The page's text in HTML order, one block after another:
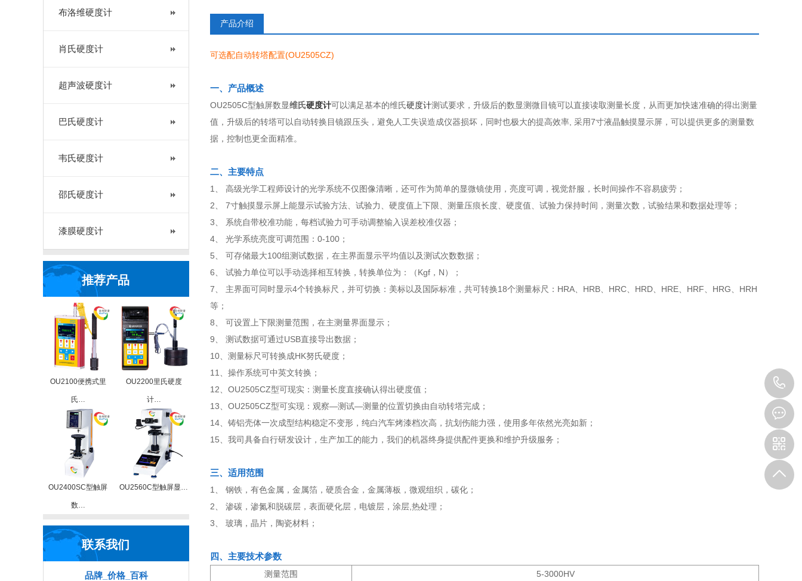
布洛维硬度计
肖氏硬度计
超声波硬度计
巴氏硬度计
韦氏硬度计
邵氏硬度计
漆膜硬度计
推荐产品
OU2100便携式里
氏…
OU2200里氏硬度
计…
OU2400SC型触屏
数…
OU2560C型触屏显…
联系我们
品牌_价格_百科
产品介绍
可选配自动转塔配置(OU2505CZ)
一、产品概述
OU2505C型触屏数显维氏硬度计可以满足基本的维氏硬度计测试要求，升级后的数显测微目镜可以直接读取测量长度，从而更加快速准确的得出测量
值，升级后的转塔可以自动转换目镜跟压头，避免人工失误造成仪器损坏，同时也极大的提高效率, 采用7寸液晶触摸显示屏，可以提供更多的测量数
据，控制也更全面精准。
二、主要特点
1、 高级光学工程师设计的光学系统不仅图像清晰，还可作为简单的显微镜使用，亮度可调，视觉舒服，长时间操作不容易疲劳；
2、 7寸触摸显示屏上能显示试验方法、试验力、硬度值上下限、测量压痕长度、硬度值、试验力保持时间，测量次数，试验结果和数据处理等；
3、 系统自带校准功能，每档试验力可手动调整输入误差校准仪器；
4、 光学系统亮度可调范围：0-100；
5、 可存储最大100组测试数据，在主界面显示平均值以及测试次数数据；
6、 试验力单位可以手动选择相互转换，转换单位为：（Kgf，N）；
7、 主界面可同时显示4个转换标尺，并可切换：美标以及国际标准，共可转换18个测量标尺：HRA、HRB、HRC、HRD、HRE、HRF、HRG、HRH
等；
8、 可设置上下限测量范围，在主测量界面显示；
9、 测试数据可通过USB直接导出数据；
10、测量标尺可转换成HK努氏硬度；
11、操作系统可中英文转换；
12、OU2505CZ型可现实：测量长度直接确认得出硬度值；
13、OU2505CZ型可实现：观察—测试—测量的位置切换由自动转塔完成；
14、铸铝壳体一次成型结构稳定不变形，纯白汽车烤漆档次高，抗划伤能力强，使用多年依然光亮如新；
15、我司具备自行研发设计，生产加工的能力，我们的机器终身提供配件更换和维护升级服务；
三、适用范围
1、 钢铁，有色金属，金属箔，硬质合金，金属薄板，微观组织，碳化；
2、 渗碳，渗氮和脱碳层，表面硬化层，电镀层，涂层,热处理；
3、 玻璃，晶片，陶瓷材料；
四、主要技术参数
测量范围 5-3000HV